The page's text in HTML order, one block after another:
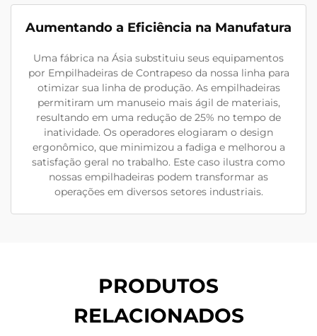
Aumentando a Eficiência na Manufatura
Uma fábrica na Ásia substituiu seus equipamentos
por Empilhadeiras de Contrapeso da nossa linha para
otimizar sua linha de produção. As empilhadeiras
permitiram um manuseio mais ágil de materiais,
resultando em uma redução de 25% no tempo de
inatividade. Os operadores elogiaram o design
ergonômico, que minimizou a fadiga e melhorou a
satisfação geral no trabalho. Este caso ilustra como
nossas empilhadeiras podem transformar as
operações em diversos setores industriais.
PRODUTOS
RELACIONADOS